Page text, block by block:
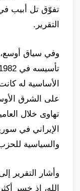
تفوّق تل أبيب في
التقرير.
وفي سياق أوسع،
الأساسية له
على الشرق
تهاوى خلال
الإيراني في
والسياسية
وأشار التقرير
الله، إذ خسر